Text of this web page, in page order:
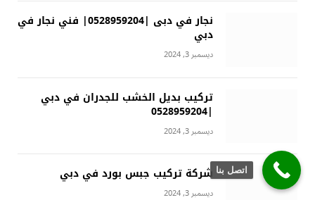
نجار في دبى |0528959204| فني نجار في
دبي
ديسمبر 3, 2024
تركيب بديل الخشب للجدران في دبي
|0528959204
ديسمبر 3, 2024
شركة تركيب جبس بورد في دبي
ديسمبر 3, 2024
اتصل بنا